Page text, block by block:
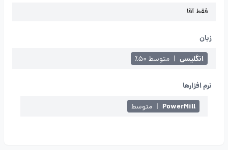
فقط آقا
زبان
انگلیسی | متوسط ۵۰٪
نرم افزارها
PowerMill
| متوسط